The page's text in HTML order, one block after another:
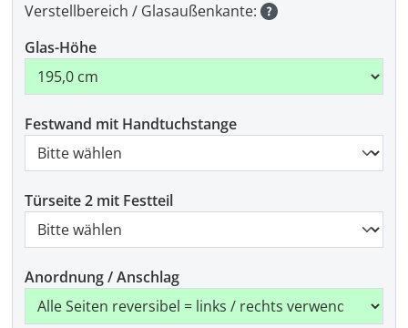
Verstellbereich / Glasaußenkante:
Glas-Höhe
Festwand mit Handtuchstange
Türseite 2 mit Festteil
Anordnung / Anschlag